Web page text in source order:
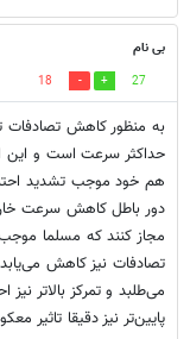
بی نام
27
18
به منظور کاهش
حداکثر سرعت است و این
هم خود موجب تشدید
دور باطل کاهش سرعت
مجاز کنند که مسلما
تصادفات نیز کاهش می‌یابد.
می‌طلبد و تمرکز بالاتر
پایین‌تر نیز دقیقا تاثیر